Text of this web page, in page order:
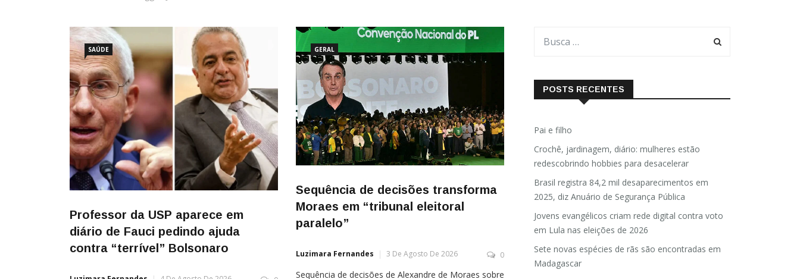
SAÚDE
Professor da USP aparece em
diário de Fauci pedindo ajuda
contra “terrível” Bolsonaro
GERAL
Sequência de decisões transforma
Moraes em “tribunal eleitoral
paralelo”
Luzimara Fernandes 3 De Agosto De 2026 0
Sequência de decisões de Alexandre de Moraes sobre
POSTS RECENTES
Pai e filho
Crochê, jardinagem, diário: mulheres estão
redescobrindo hobbies para desacelerar
Brasil registra 84,2 mil desaparecimentos em
2025, diz Anuário de Segurança Pública
Jovens evangélicos criam rede digital contra voto
em Lula nas eleições de 2026
Sete novas espécies de rãs são encontradas em
Madagascar